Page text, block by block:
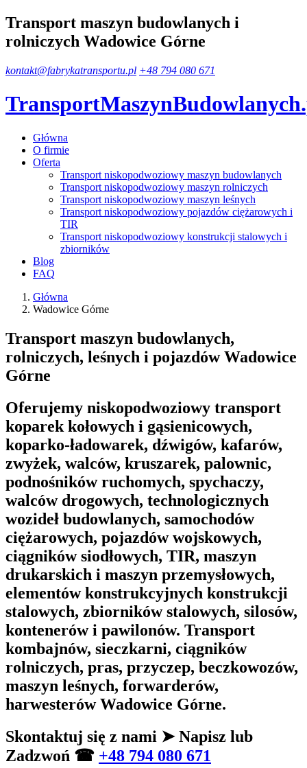
Transport maszyn budowlanych i
rolniczych Wadowice Górne
kontakt@fabrykatransportu.pl +48 794 080 671
TransportMaszynBudowlanych
Główna
O firmie
Oferta
Transport niskopodwoziowy maszyn budowlanych
Transport niskopodwoziowy maszyn rolniczych
Transport niskopodwoziowy maszyn leśnych
Transport niskopodwoziowy pojazdów ciężarowych i
TIR
Transport niskopodwoziowy konstrukcji stalowych i
zbiorników
Blog
FAQ
Główna
Wadowice Górne
Transport maszyn budowlanych,
rolniczych, leśnych i pojazdów Wadowice
Górne
Oferujemy niskopodwoziowy transport
koparek kołowych i gąsienicowych,
koparko-ładowarek, dźwigów, kafarów,
zwyżek, walców, kruszarek, palownic,
podnośników ruchomych, spychaczy,
walców drogowych, technologicznych
wozideł budowlanych, samochodów
ciężarowych, pojazdów wojskowych,
ciągników siodłowych, TIR, maszyn
drukarskich i maszyn przemysłowych,
elementów konstrukcyjnych konstrukcji
stalowych, zbiorników stalowych, silosów,
kontenerów i pawilonów. Transport
kombajnów, sieczkarni, ciągników
rolniczych, pras, przyczep, beczkowozów,
maszyn leśnych, forwarderów,
harwesterów Wadowice Górne.
Skontaktuj się z nami ➤ Napisz lub
Zadzwoń ☎ +48 794 080 671